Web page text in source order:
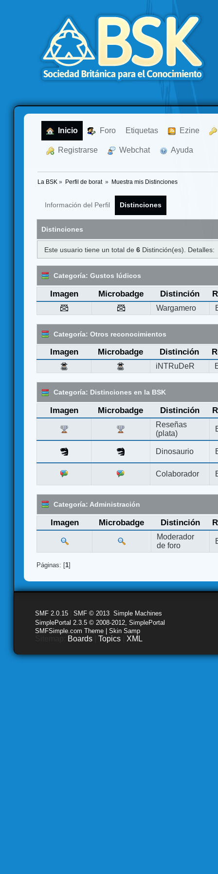
Inicio Foro Etiquetas Ezine
Registrarse Webchat Ayuda
La BSK » Perfil de borat » Muestra mis Distinciones
Información del Perfil Distinciones
Distinciones
Este usuario tiene un total de6 Distinción(es). Detalles:
Categoría: Gustos lúdicos
Imagen Microbadge Distinción
Wargamero
Categoría: Otros reconocimientos
Imagen Microbadge Distinción
iNTRuDeR
Categoría: Distinciones en la BSK
Imagen Microbadge Distinción
Reseñas
(plata)
Dinosaurio
Colaborador
Categoría: Administración
Imagen Microbadge Distinción
Moderador
de foro
Páginas: [1]
SMF 2.0.15 SMF © 2013 Simple Machines
SimplePortal 2.3.5 © 2008-2012, SimplePortal
SMFSimple.com Theme | Skin Samp
Boards Topics XML